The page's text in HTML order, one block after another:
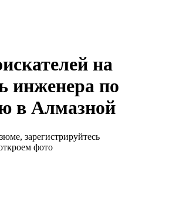
на
инженера по
в Алмазной
зарегистрируйтесь
фото